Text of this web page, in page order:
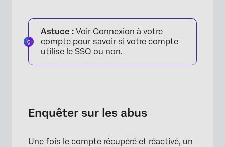
Astuce : Voir Connexion à votre
compte pour savoir si votre compte
utilise le SSO ou non.
Enquêter sur les abus
Une fois le compte récupéré et réactivé, un